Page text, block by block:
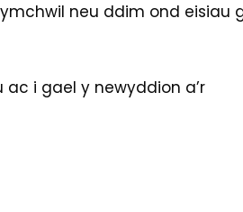
neu ddim ond eisiau
i gael y newyddion a’r